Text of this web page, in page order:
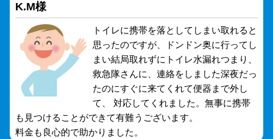
K.M様
トイレに携帯を落としてしまい取れると
思ったのですが、ドンドン奥に行ってし
まい結局取れずにトイレ水漏れつまり、
救急隊さんに、連絡をしました深夜だっ
たのにすぐに来てくれて便器まで外し
て、 対応してくれました。無事に携帯
も見つけることができて有難うございます。
料金も良心的で助かりました。